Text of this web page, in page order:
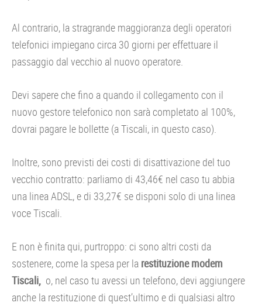
Al contrario, la stragrande maggioranza degli operatori
telefonici impiegano circa 30 giorni per effettuare il
passaggio dal vecchio al nuovo operatore.
Devi sapere che fino a quando il collegamento con il
nuovo gestore telefonico non sarà completato al 100%,
dovrai pagare le bollette (a Tiscali, in questo caso).
Inoltre, sono previsti dei costi di disattivazione del tuo
vecchio contratto: parliamo di 43,46€ nel caso tu abbia
una linea ADSL, e di 33,27€ se disponi solo di una linea
voce Tiscali.
E non è finita qui, purtroppo: ci sono altri costi da
sostenere, come la spesa per la restituzione modem
Tiscali, o, nel caso tu avessi un telefono, devi aggiungere
anche la restituzione di quest’ultimo e di qualsiasi altro